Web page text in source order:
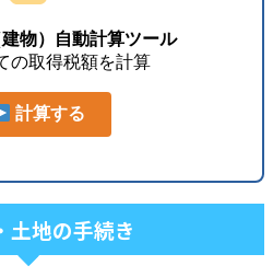
物）自動計算ツール
の取得税額を計算
計算する
土地の手続き